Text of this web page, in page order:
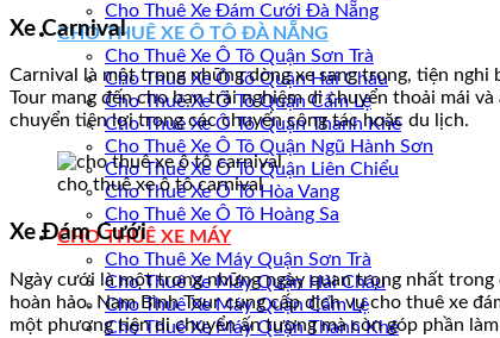
Cho Thuê Xe Đám Cưới Đà Nẵng
CHO THUÊ XE Ô TÔ ĐÀ NẴNG
Cho Thuê Xe Ô Tô Quận Sơn Trà
Cho Thuê Xe Ô Tô Quận Hải Châu
Cho Thuê Xe Ô Tô Quận Cẩm Lệ
Cho Thuê Xe Ô Tô Quận Thanh Khê
Cho Thuê Xe Ô Tô Quận Ngũ Hành Sơn
Cho Thuê Xe Ô Tô Quận Liên Chiểu
Cho Thuê Xe Ô Tô Hòa Vang
Cho Thuê Xe Ô Tô Hoàng Sa
CHO THUÊ XE MÁY
Cho Thuê Xe Máy Quận Sơn Trà
Cho Thuê Xe Máy Quận Hải Châu
Cho Thuê Xe Máy Quận Cẩm Lệ
Cho Thuê Xe Máy Quận Thanh Khê
Xe Carnival
Carnival là một trong những dòng xe sang trọng, tiện
Tour mang đến cho bạn trải nghiệm di chuyển thoải mái
chuyển tiện lợi trong các chuyến công tác hoặc du lịch.
cho thuê xe ô tô carnival
Xe Đám Cưới
Ngày cưới là một trong những ngày quan trọng nhất
hoàn hảo. Nam Bình Tour cung cấp dịch vụ cho thuê xe
một phương tiện di chuyển ấn tượng mà còn góp phần